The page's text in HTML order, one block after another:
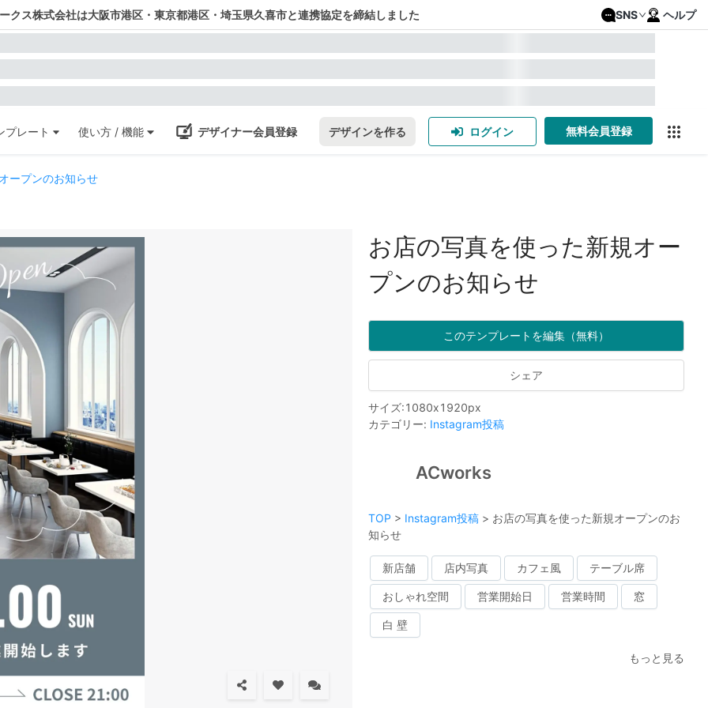
クス株式会社は大阪市港区・東京都港区・埼玉県久喜市と連携協定を締結しました SNS ヘルプ
プレート 使い方 / 機能 デザイナー会員登録 デザインを作る ログイン 無料会員登録
ープンのお知らせ
お店の写真を使った新規オー
プンのお知らせ
このテンプレートを編集（無料）
シェア
サイズ:1080x1920px
カテゴリー: Instagram投稿
ACworks
TOP > Instagram投稿 > お店の写真を使った新規オープンのお
知らせ
新店舗 店内写真 カフェ風 テーブル席
おしゃれ空間 営業開始日 営業時間 窓
白 壁
もっと見る